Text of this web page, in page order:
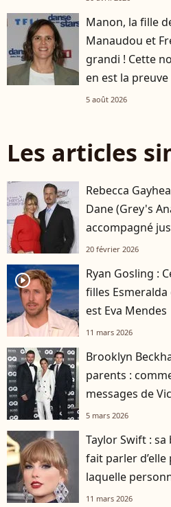
Manon, la fille
Manaudou et
grandi ! Cette
en est la preuve
5 août 2026
Les articles
Rebecca
Dane (Grey's
accompagné
20 février 2026
player2
Ryan Gosling :
filles
est Eva Mendes
11 mars 2026
Brooklyn
parents :
messages de
5 mars 2026
Taylor Swift :
fait parler
laquelle
11 mars 2026